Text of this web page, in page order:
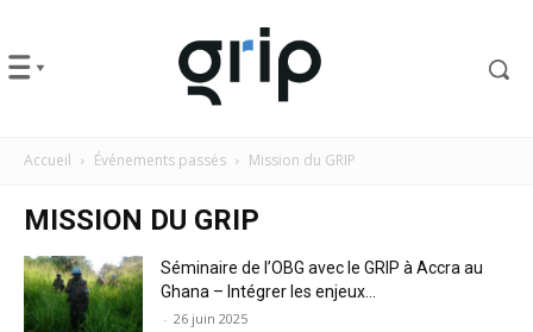
Accueil Événements passés Mission du GRIP
MISSION DU GRIP
Séminaire de l’OBG avec le GRIP à Accra au
Ghana – Intégrer les enjeux...
- 26 juin 2025